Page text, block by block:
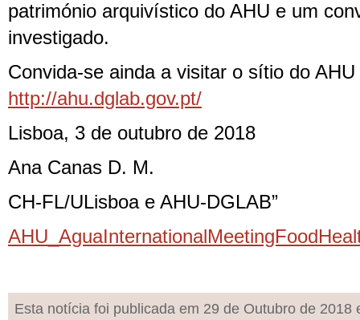
património arquivístico do AHU e um
investigado.
Convida-se ainda a visitar o sítio do AHU
http://ahu.dglab.gov.pt/
Lisboa, 3 de outubro de 2018
Ana Canas D. M.
CH-FL/ULisboa e AHU-DGLAB”
Esta notícia foi publicada em 29 de Outubro de 2018